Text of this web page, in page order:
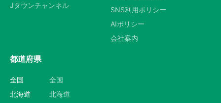
Jタウンチャンネル
SNS利用ポリシー
AIポリシー
会社案内
都道府県
全国
全国
北海道
北海道